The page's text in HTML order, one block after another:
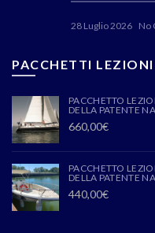
28 Luglio 2026 No
PACCHETTI LEZIONI
PACCHETTO
DELLA PATENTE
660,00€
PACCHETTO
DELLA PATENTE
440,00€